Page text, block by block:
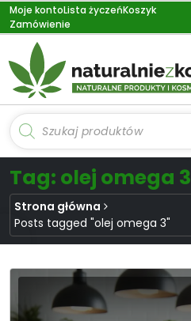
Przejdź
do
treści
Moje kontoLista życzeńKoszyk
Zamówienie
Wyszukiwarka
produktów
Tag: olej omega 3
Strona główna
Posts tagged "olej omega 3"